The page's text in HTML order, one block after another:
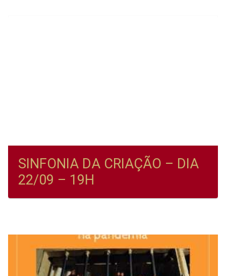
SINFONIA DA CRIAÇÃO – DIA
22/09 – 19H